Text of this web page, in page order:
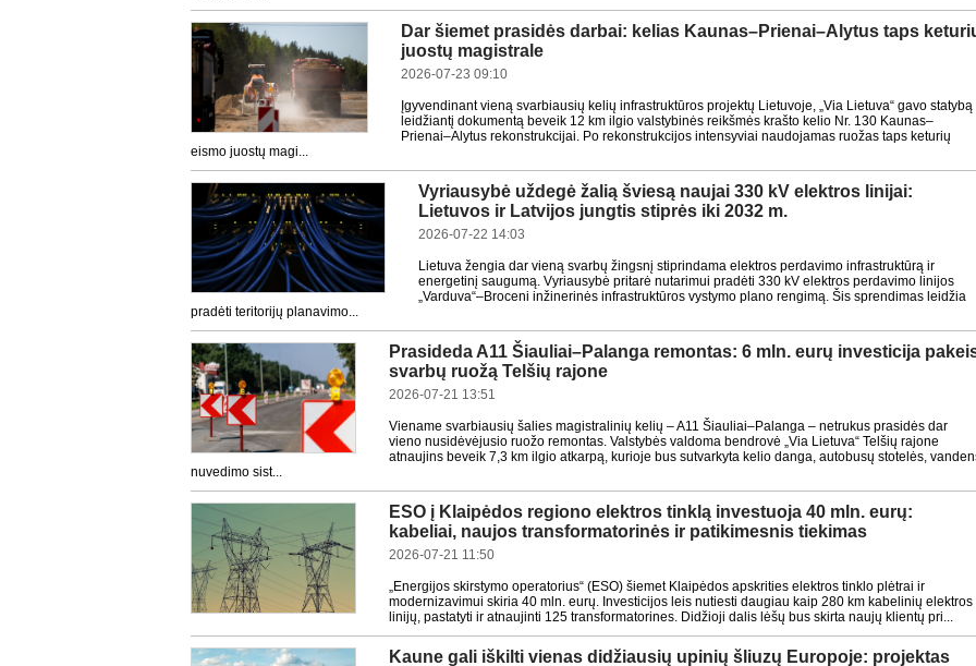
Dar šiemet prasidės darbai: kelias Kaunas–Prienai–Alytus taps
juostų magistrale
2026-07-23 09:10
Įgyvendinant vieną svarbiausių kelių infrastruktūros projektų Lietuvoje, „Via Lietuva“ gavo statybą
leidžiantį dokumentą beveik 12 km ilgio valstybinės reikšmės krašto kelio Nr. 130 Kaunas–
Prienai–Alytus rekonstrukcijai. Po rekonstrukcijos intensyviai naudojamas ruožas taps keturių
eismo juostų magi...
Vyriausybė uždegė žalią šviesą naujai 330 kV elektros linijai:
Lietuvos ir Latvijos jungtis stiprės iki 2032 m.
2026-07-22 14:03
Lietuva žengia dar vieną svarbų žingsnį stiprindama elektros perdavimo infrastruktūrą ir
energetinį saugumą. Vyriausybė pritarė nutarimui pradėti 330 kV elektros perdavimo linijos
„Varduva“–Broceni inžinerinės infrastruktūros vystymo plano rengimą. Šis sprendimas leidžia
pradėti teritorijų planavimo...
Prasideda A11 Šiauliai–Palanga remontas: 6 mln. eurų investicija
svarbų ruožą Telšių rajone
2026-07-21 13:51
Viename svarbiausių šalies magistralinių kelių – A11 Šiauliai–Palanga – netrukus prasidės dar
vieno nusidėvėjusio ruožo remontas. Valstybės valdoma bendrovė „Via Lietuva“ Telšių rajone
atnaujins beveik 7,3 km ilgio atkarpą, kurioje bus sutvarkyta kelio danga, autobusų stotelės,
nuvedimo sist...
ESO į Klaipėdos regiono elektros tinklą investuoja 40 mln. eurų:
kabeliai, naujos transformatorinės ir patikimesnis tiekimas
2026-07-21 11:50
„Energijos skirstymo operatorius“ (ESO) šiemet Klaipėdos apskrities elektros tinklo plėtrai ir
modernizavimui skiria 40 mln. eurų. Investicijos leis nutiesti daugiau kaip 280 km kabelinių elektros
linijų, pastatyti ir atnaujinti 125 transformatorines. Didžioji dalis lėšų bus skirta naujų klientų pri...
Kaune gali iškilti vienas didžiausių upinių šliuzų Europoje: projektas